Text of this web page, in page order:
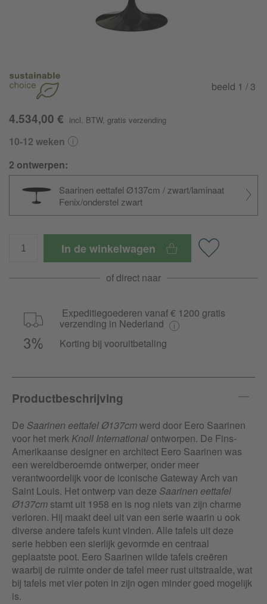
beeld 1 / 3
4.534,00 € incl. BTW, gratis verzending
10-12 weken
2 ontwerpen:
Saarinen eettafel Ø137cm / zwart/laminaat
Fenix/onderstel zwart
In de winkelwagen
of direct naar
Expeditiegoederen vanaf € 1200 gratis
verzending in Nederland
Korting bij vooruitbetaling
Productbeschrijving
De Saarinen eettafel Ø137cmwerd door Eero Saarinen
voor het merkKnoll International ontworpen. De Fins-
Amerikaanse designer en architect Eero Saarinen was
een wereldberoemde ontwerper, onder meer
verantwoordelijk voor de iconische Gateway Arch van
Saint Louis. Het ontwerp van deze Saarinen eettafel
Ø137cm stamt uit 1958 en is nog niets van zijn charme
verloren. Hij maakt deel uit van een serie waarin u ook
diverse andere tafels kunt vinden. Alle tafels uit deze
serie hebben een sierlijk gevormde en centraal
geplaatste poot. Eero Saarinen wilde tafels creëren
waarbij de ruimte onder de tafel meer rust uitstraalde, wat
bij tafels met vier poten in zijn ogen minder goed mogelijk
is.